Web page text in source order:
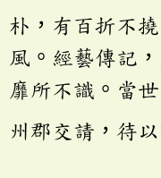
朴，有百折不
風。經藝傳記
靡所不識。當
州郡交請，待以